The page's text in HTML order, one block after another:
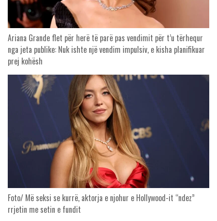
Ariana Grande flet për herë të parë pas vendimit për t’u tërhequr
nga jeta publike: Nuk ishte një vendim impulsiv, e kisha planifikuar
prej kohësh
Foto/ Më seksi se kurrë, aktorja e njohur e Hollywood-it “ndez”
rrjetin me setin e fundit